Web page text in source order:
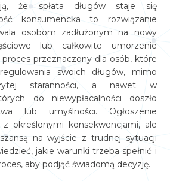
że spłata długów staje się
konsumencka to rozwiązanie
osobom zadłużonym na nowy
lub całkowite umorzenie
przeznaczony dla osób, które
swoich długów, mimo
staranności, a nawet w
do niewypłacalności doszło
lub umyślności. Ogłoszenie
z określonymi konsekwencjami, ale
na wyjście z trudnej sytuacji
jakie warunki trzeba spełnić i
aby podjąć świadomą decyzję.